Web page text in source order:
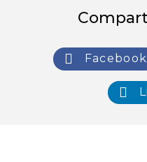
Facebook